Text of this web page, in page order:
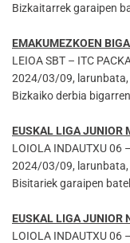
Bizkaitarrek garaipen
EMAKUMEZKOEN
LEIOA SBT – ITC
2024/03/09, larunbata,
Bizkaiko derbia
EUSKAL LIGA JUNIOR
LOIOLA INDAUTXU 06
2024/03/09, larunbata,
Bisitariek garaipen
EUSKAL LIGA JUNIOR
LOIOLA INDAUTXU 06